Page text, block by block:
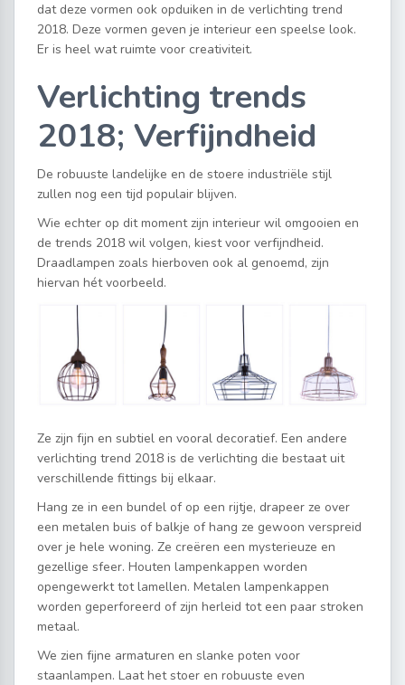
dat deze vormen ook opduiken in de verlichting trend
2018. Deze vormen geven je interieur een speelse look.
Er is heel wat ruimte voor creativiteit.
Verlichting trends
2018; Verfijndheid
De robuuste landelijke en de stoere industriële stijl
zullen nog een tijd populair blijven.
Wie echter op dit moment zijn interieur wil omgooien en
de trends 2018 wil volgen, kiest voor verfijndheid.
Draadlampen zoals hierboven ook al genoemd, zijn
hiervan hét voorbeeld.
Ze zijn fijn en subtiel en vooral decoratief. Een andere
verlichting trend 2018 is de verlichting die bestaat uit
verschillende fittings bij elkaar.
Hang ze in een bundel of op een rijtje, drapeer ze over
een metalen buis of balkje of hang ze gewoon verspreid
over je hele woning. Ze creëren een mysterieuze en
gezellige sfeer. Houten lampenkappen worden
opengewerkt tot lamellen. Metalen lampenkappen
worden geperforeerd of zijn herleid tot een paar stroken
metaal.
We zien fijne armaturen en slanke poten voor
staanlampen. Laat het stoer en robuuste even